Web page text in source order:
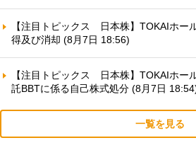
【注目トピックス 日本株】TOKAIホー
得及び消却 (8月7日 18:56)
【注目トピックス 日本株】TOKAIホー
託BBTに係る自己株式処分 (8月7日
一覧を見る